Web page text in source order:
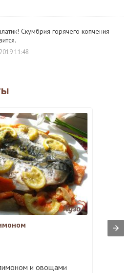
Скумбрия горячего копчения
11:48
и овощами